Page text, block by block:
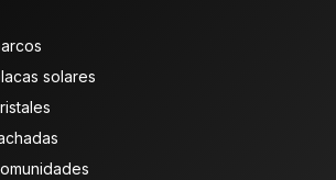
solares